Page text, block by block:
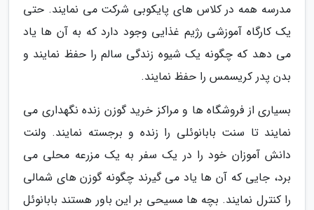
مدرسه همه در کلاس های پایکوبی شرکت می نمایند. حتی
یک کارگاه آموزشی رژیم غذایی وجود دارد که به آن ها یاد
می دهد که چگونه یک شیوه زندگی سالم را حفظ نمایند و
بدن پدر کریسمس را حفظ نمایند.
بسیاری از فروشگاه ها و مراکز خرید گوزن زنده نگهداری می
نمایند تا سنت بابانوئلی را زنده و برجسته نمایند. ولنت
دانش آموزان خود را در یک سفر به یک مزرعه محلی می
برد، جایی که آن ها یاد می گیرند چگونه گوزن های شمالی
را کنترل نمایند. بچه ها مسیحی بر این باور هستند بابانوئل